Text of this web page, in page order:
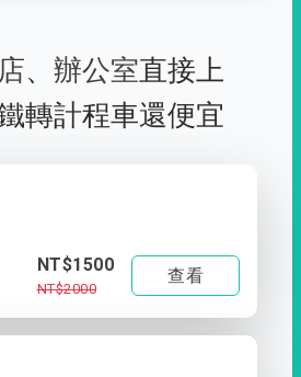
、 辦公室直接上
轉計程車還便宜
NT$1500
NT$2000
查看